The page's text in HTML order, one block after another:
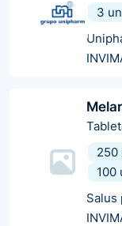
3
250
100
Salus